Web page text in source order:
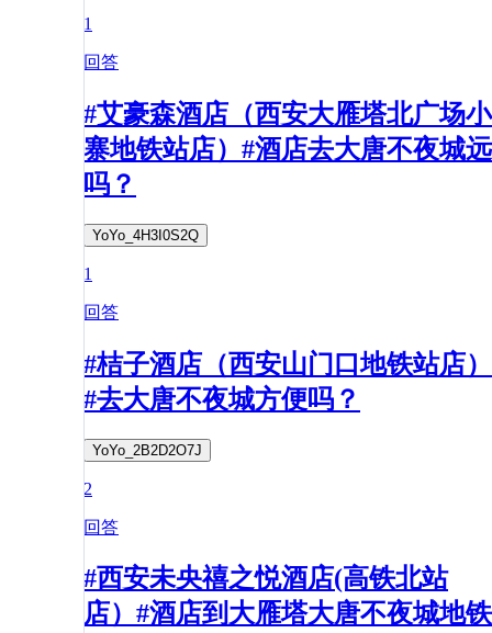
1
回答
#艾豪森酒店（西安大雁塔北广场小
寨地铁站店）#酒店去大唐不夜城远
吗？
YoYo_4H3I0S2Q
1
回答
#桔子酒店（西安山门口地铁站店）
#去大唐不夜城方便吗？
YoYo_2B2D2O7J
2
回答
#西安未央禧之悦酒店(高铁北站
店）#酒店到大雁塔大唐不夜城地铁